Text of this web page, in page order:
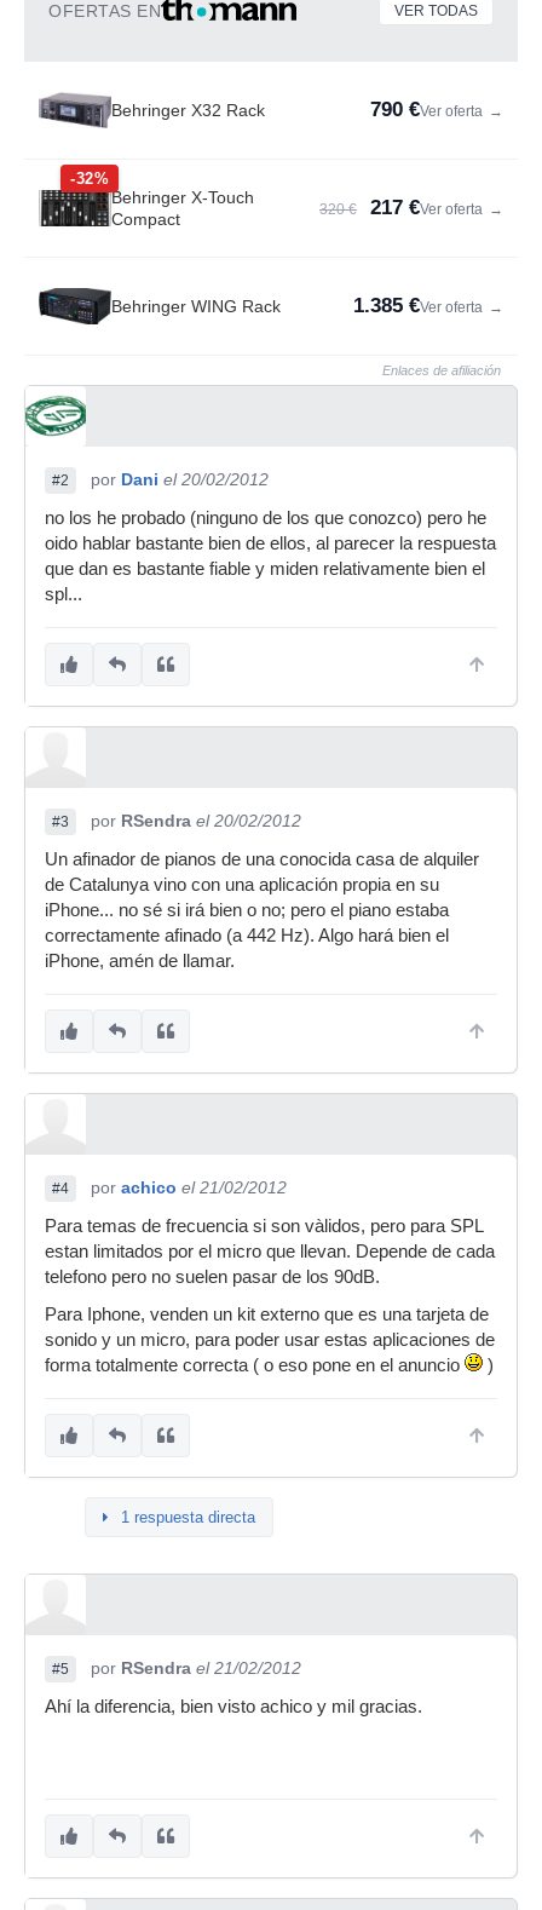
OFERTAS EN VER TODAS
Behringer X32 Rack 790 €Ver oferta →
-32%
Behringer X-Touch
Compact
320 € 217 €Ver oferta →
Behringer WING Rack 1.385 €Ver oferta →
Enlaces de afiliación
#2 por Dani el 20/02/2012
no los he probado (ninguno de los que conozco) pero he
oido hablar bastante bien de ellos, al parecer la respuesta
que dan es bastante fiable y miden relativamente bien el
spl...
#3 por RSendra el 20/02/2012
Un afinador de pianos de una conocida casa de alquiler
de Catalunya vino con una aplicación propia en su
iPhone... no sé si irá bien o no; pero el piano estaba
correctamente afinado (a 442 Hz). Algo hará bien el
iPhone, amén de llamar.
#4 por achico el 21/02/2012
Para temas de frecuencia si son vàlidos, pero para SPL
estan limitados por el micro que llevan. Depende de cada
telefono pero no suelen pasar de los 90dB.
Para Iphone, venden un kit externo que es una tarjeta de
sonido y un micro, para poder usar estas aplicaciones de
forma totalmente correcta ( o eso pone en el anuncio
)
1 respuesta directa
#5 por RSendra el 21/02/2012
Ahí la diferencia, bien visto achico y mil gracias.